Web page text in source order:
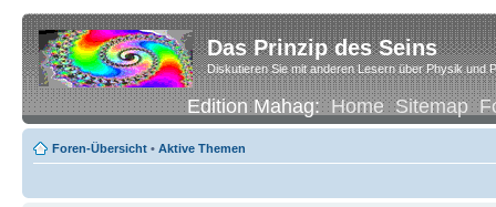
Das Prinzip des Seins
Diskutieren Sie mit anderen Lesern über Physik und
Edition Mahag:Home Sitemap
Foren-Übersicht • Aktive Themen